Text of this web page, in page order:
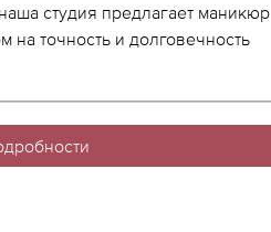
студия предлагает маникюр
на точность и долговечность